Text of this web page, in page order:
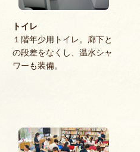
トイレ
１階年少用トイレ。廊下と
の段差をなくし、温水シャ
ワーも装備。